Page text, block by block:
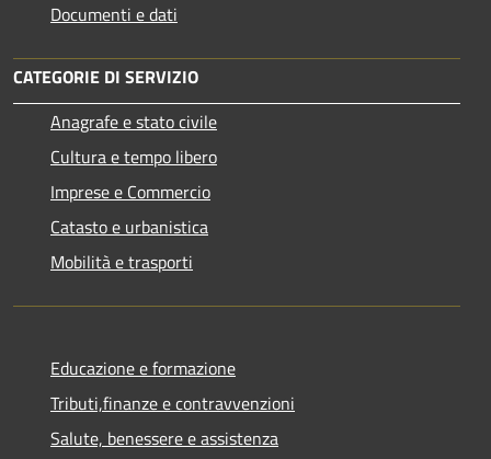
Documenti e dati
CATEGORIE DI SERVIZIO
Anagrafe e stato civile
Cultura e tempo libero
Imprese e Commercio
Catasto e urbanistica
Mobilità e trasporti
Educazione e formazione
Tributi,finanze e contravvenzioni
Salute, benessere e assistenza